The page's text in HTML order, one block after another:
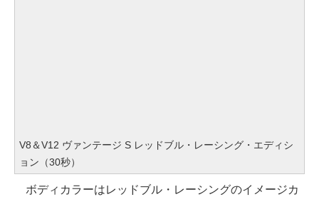
V8＆V12 ヴァンテージ S レッドブル・レーシング・エディシ
ョン（30秒）
ボディカラーはレッドブル・レーシングのイメージカ